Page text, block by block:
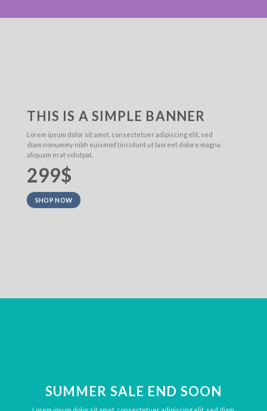
THIS IS A SIMPLE BANNER
Lorem ipsum dolor sit amet, consectetuer adipiscing elit, sed
diam nonummy nibh euismod tincidunt ut laoreet dolore magna
aliquam erat volutpat.
299$
SHOP NOW
SUMMER SALE END SOON